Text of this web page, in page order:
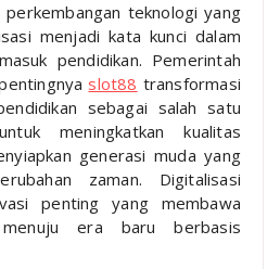
teknologi yang
menjadi kata kunci dalam
pendidikan. Pemerintah
slot88 transformasi
sebagai salah satu
meningkatkan kualitas
generasi muda yang
zaman. Digitalisasi
penting yang membawa
era baru berbasis